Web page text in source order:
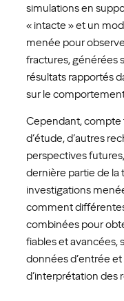
simulations en
« intacte » et un
menée pour
fractures, générées
résultats rapportés
sur le
Cependant, compte
d’étude, d’autres
perspectives
dernière partie de
investigations
comment
combinées pour
fiables et avancées,
données d’entrée
d’interprétation des